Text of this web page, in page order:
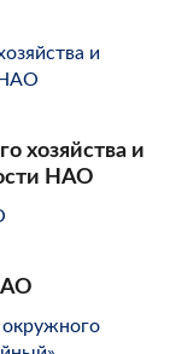
хозяйства и
НАО